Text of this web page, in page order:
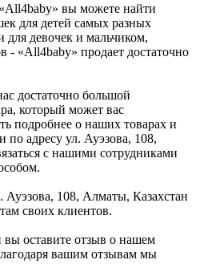
вы можете найти
для детей самых разных
для девочек и мальчиком,
- «All4baby» продает достаточно
достаточно большой
который может вас
подробнее о наших товарах и
по адресу ул. Ауэзова, 108,
с нашими сотрудниками
108, Алматы, Казахстан
своих клиентов.
оставите отзыв о нашем
вашим отзывам мы